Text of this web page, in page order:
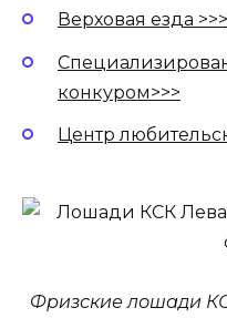
Верховая езда >>>
конкуром>>>
Центр
Фризские лошади